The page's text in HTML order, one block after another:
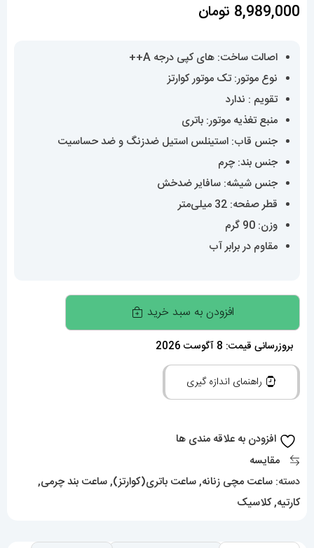
8,989,000 تومان
اصالت ساخت: های کپی درجه A++
نوع موتور: تک موتور کوارتز
تقویم : ندارد
منبع تغذیه موتور: باتری
جنس قاب: استینلس استیل ضدزنگ و ضد حساسیت
جنس بند: چرم
جنس شیشه: سافایر ضدخش
قطر صفحه: 32 میلی‌متر
وزن: 90 گرم
مقاوم در برابر آب
ساعت
زنانه
کارتیه
مدل
020308
Cartier
عدد
افزودن به سبد خرید
بروزرسانی قیمت: 8 آگوست 2026
راهنمای اندازه گیری
افزودن به علاقه مندی ها
مقایسه
دسته: ساعت مچی زنانه,ساعت باتری(کوارتز),ساعت بند چرمی,
کارتیه,کلاسیک